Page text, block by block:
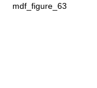
mdf_figure_63